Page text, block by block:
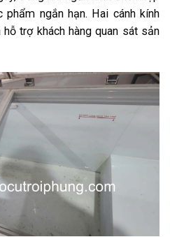
ngắn hạn. Hai cánh kính
trợ khách hàng quan sát sản